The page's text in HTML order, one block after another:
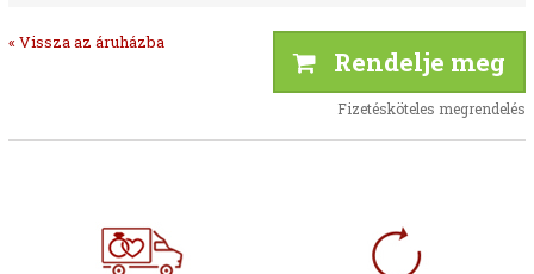
« Vissza az áruházba
Rendelje meg
Fizetésköteles megrendelés